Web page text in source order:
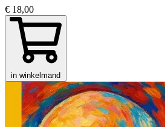
€ 18,00
in winkelmand